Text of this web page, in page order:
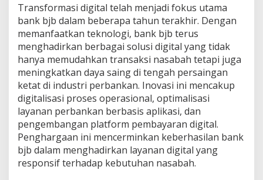
a
r
d
2
0
2
4
a
r
i
I
n
v
e
s
Transformasi digital telah menjadi fokus utama
bank bjb dalam beberapa tahun terakhir. Dengan
memanfaatkan teknologi, bank bjb terus
menghadirkan berbagai solusi digital yang tidak
hanya memudahkan transaksi nasabah tetapi juga
meningkatkan daya saing di tengah persaingan
ketat di industri perbankan. Inovasi ini mencakup
digitalisasi proses operasional, optimalisasi
layanan perbankan berbasis aplikasi, dan
pengembangan platform pembayaran digital.
Penghargaan ini mencerminkan keberhasilan bank
bjb dalam menghadirkan layanan digital yang
responsif terhadap kebutuhan nasabah.